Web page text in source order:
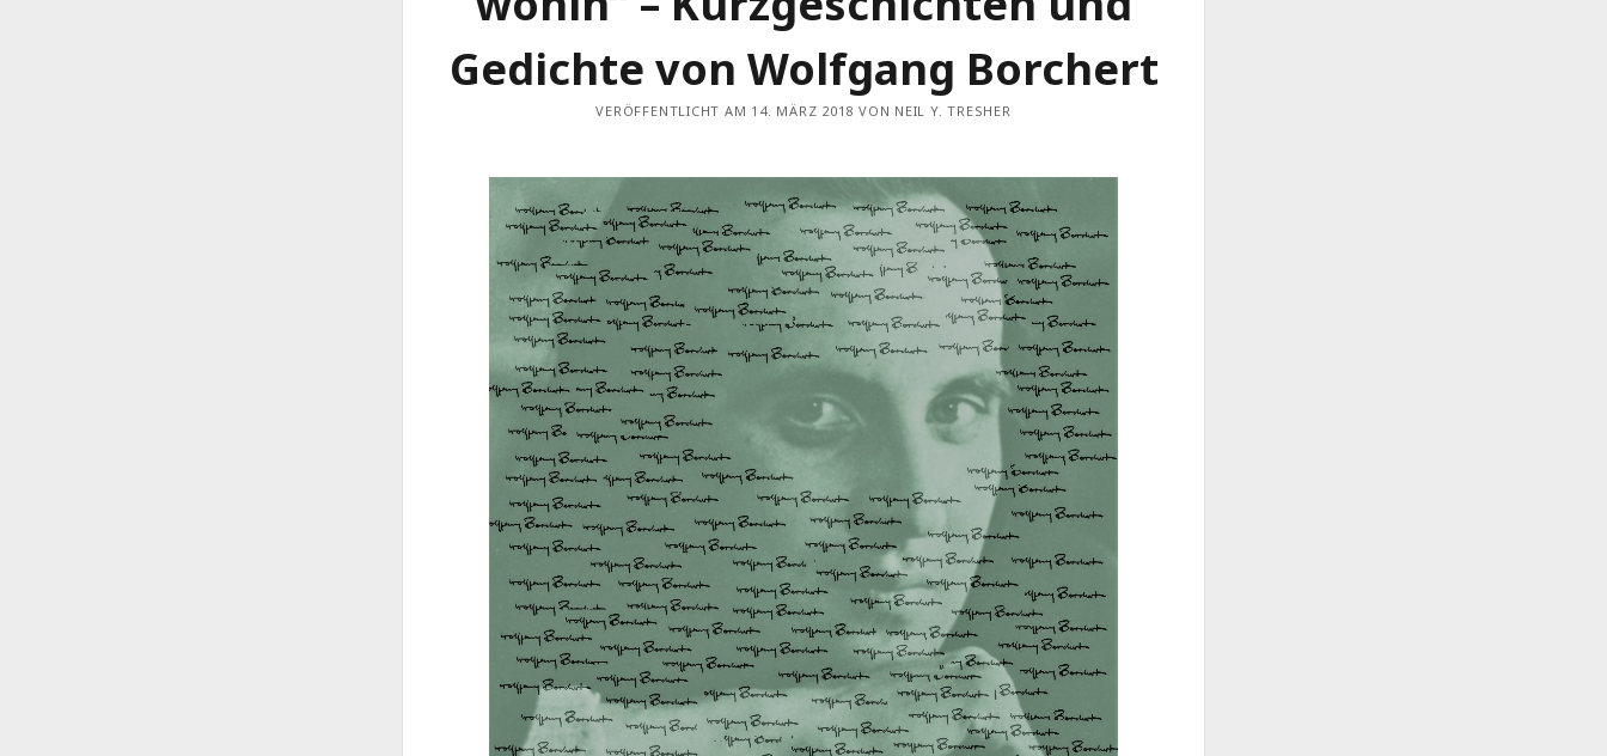
Gedichte von Wolfgang Borchert
VERÖFFENTLICHT AM 14. MÄRZ 2018 VON NEIL Y. TRESHER